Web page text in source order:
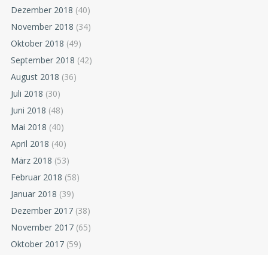
Dezember 2018 (40)
November 2018 (34)
Oktober 2018 (49)
September 2018 (42)
August 2018 (36)
Juli 2018 (30)
Juni 2018 (48)
Mai 2018 (40)
April 2018 (40)
März 2018 (53)
Februar 2018 (58)
Januar 2018 (39)
Dezember 2017 (38)
November 2017 (65)
Oktober 2017 (59)